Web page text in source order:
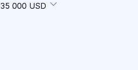
35 000 USD